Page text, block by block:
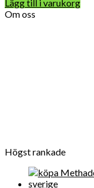
Lägg till i varukorg
Om oss
Högst rankade